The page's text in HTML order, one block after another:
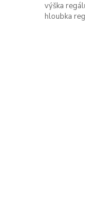
výška
hloubka